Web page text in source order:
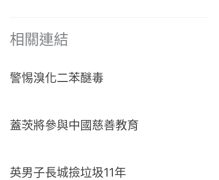
相關連結
警惕溴化二苯醚毒
蓋茨將參與中國慈善教育
英男子長城撿垃圾11年